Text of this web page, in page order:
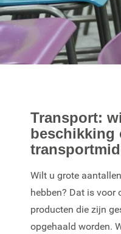
Transport:
beschikking
Wilt u grote
hebben? Dat is voor
producten die zijn
opgehaald worden.